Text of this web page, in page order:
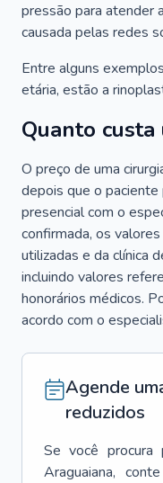
pressão para atender
causada pelas redes
Entre alguns
etária, estão a
Quanto
O preço de uma
depois que o paciente
presencial com o
confirmada, os
utilizadas e da clínica
incluindo valores
honorários médicos.
acordo com o
Agende
reduzidos
Se você procura
Araguaiana,